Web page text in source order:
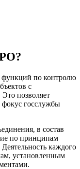
функций по контролю
с
позволяет
фокус госслужбы
в состав
по принципам
каждого
установленным